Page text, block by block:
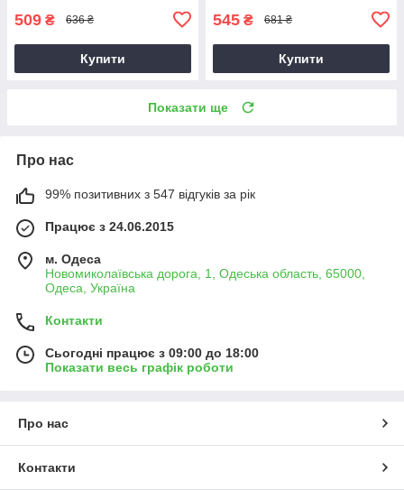
509 ₴ 636 ₴
Купити
545 ₴ 681 ₴
Купити
Показати ще
Про нас
99% позитивних з 547 відгуків за рік
Працює з 24.06.2015
м. Одеса
Новомиколаївська дорога, 1, Одеська область, 65000,
Одеса, Україна
Контакти
Сьогодні працює з 09:00 до 18:00
Показати весь графік роботи
Про нас
Контакти